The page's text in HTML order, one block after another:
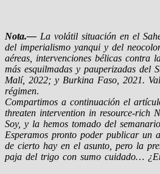
Nota.— La volátil situación en el
del imperialismo yanqui y del
aéreas, intervenciones bélicas contra
más esquilmadas y pauperizadas del
Malí, 2022; y Burkina Faso, 2021.
régimen.
Compartimos a continuación el
threaten intervention in resource-rich
Soy, y la hemos tomado del
Esperamos pronto poder publicar un
de cierto hay en el asunto, pero la
paja del trigo con sumo cuidado…